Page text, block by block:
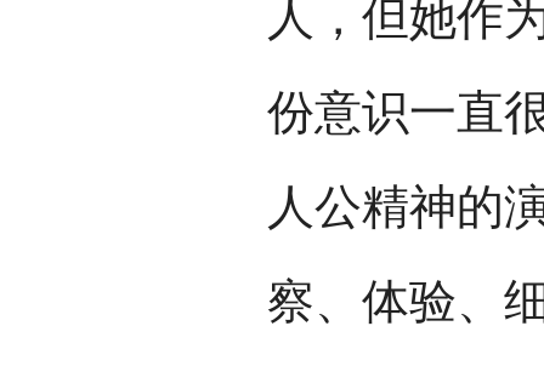
人，但她作
份意识一直
人公精神的
察、体验、